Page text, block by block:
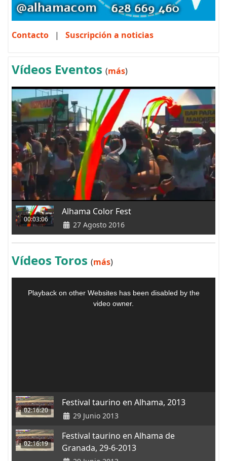
Contacto | Suscripción a noticias
Vídeos Eventos (más)
00:03:06
Alhama Color Fest
27 Agosto 2016
Vídeos Toros (más)
02:16:20
Festival taurino en Alhama, 2013
29 Junio 2013
02:16:19
Festival taurino en Alhama de
Granada, 29-6-2013